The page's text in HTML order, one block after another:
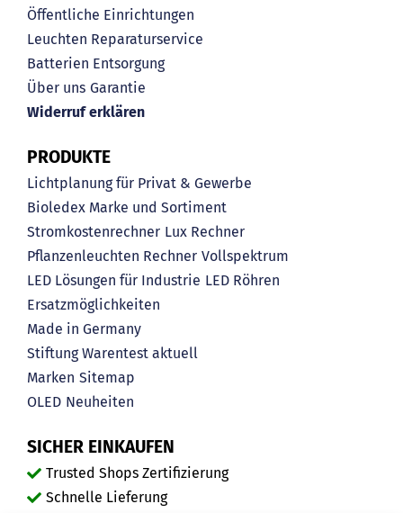
Öffentliche Einrichtungen
Leuchten Reparaturservice
Batterien Entsorgung
Über uns Garantie
Widerruf erklären
PRODUKTE
Lichtplanung für Privat & Gewerbe
Bioledex Marke und Sortiment
Stromkostenrechner Lux Rechner
Pflanzenleuchten Rechner Vollspektrum
LED Lösungen für Industrie LED Röhren
Ersatzmöglichkeiten
Made in Germany
Stiftung Warentest aktuell
Marken Sitemap
OLED Neuheiten
SICHER EINKAUFEN
Trusted Shops Zertifizierung
Schnelle Lieferung